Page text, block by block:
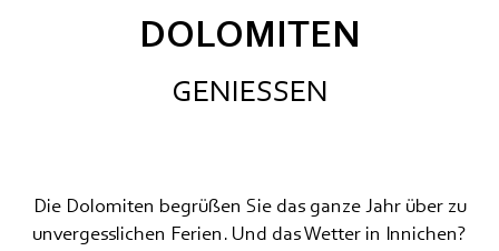
DOLOMITEN
GENIESSEN
Die Dolomiten begrüßen Sie das ganze Jahr über zu
unvergesslichen Ferien. Und das Wetter in Innichen?